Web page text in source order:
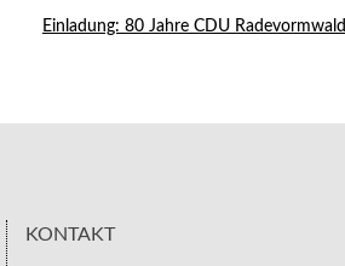
Einladung: 80 Jahre CDU Radevormwald
KONTAKT